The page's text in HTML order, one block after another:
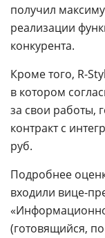
получил
реализации
конкурента.
Кроме того, R-
в котором
за свои работы,
контракт с
руб.
Подробнее
входили вице-
(готовящийся,